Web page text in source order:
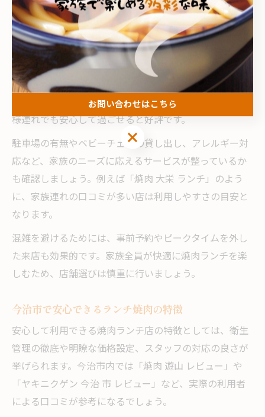
家族連れに優しい焼肉ランチの選び方
家族で焼肉ランチに出かける際は、店内の広さや座席の
タイプ、子ども向けメニューの有無など、複数のポイン
トをチェックすることが重要です。愛媛県今治市玉川町
與和木周辺でも、座敷や半個室がある店舗は小さなお子
様連れでも安心して過ごせると好評です。
駐車場の有無やベビーチェアの貸し出し、アレルギー対
応など、家族のニーズに応えるサービスが整っているか
も確認しましょう。例えば「焼肉 大栄 ランチ」のよう
に、家族連れの口コミが多い店は利用しやすさの目安と
なります。
混雑を避けるためには、事前予約やピークタイムを外し
た来店も効果的です。家族全員が快適に焼肉ランチを楽
しむため、店舗選びは慎重に行いましょう。
今治市で安心できるランチ焼肉の特徴
安心して利用できる焼肉ランチ店の特徴としては、衛生
管理の徹底や明瞭な価格設定、スタッフの対応の良さが
挙げられます。今治市内では「焼肉 遊山 レビュー」や
「ヤキニクゲン 今治 市 レビュー」など、実際の利用者
による口コミが参考になるでしょう。
お問い合わせはこちら
お問い合わせはこちら